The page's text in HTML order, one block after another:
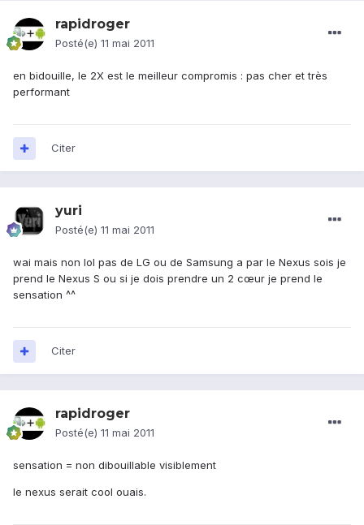
rapidroger
Posté(e) 11 mai 2011
en bidouille, le 2X est le meilleur compromis : pas cher et très
performant
Citer
yuri
Posté(e) 11 mai 2011
wai mais non lol pas de LG ou de Samsung a par le Nexus sois je
prend le Nexus S ou si je dois prendre un 2 cœur je prend le
sensation ^^
Citer
rapidroger
Posté(e) 11 mai 2011
sensation = non dibouillable visiblement
le nexus serait cool ouais.